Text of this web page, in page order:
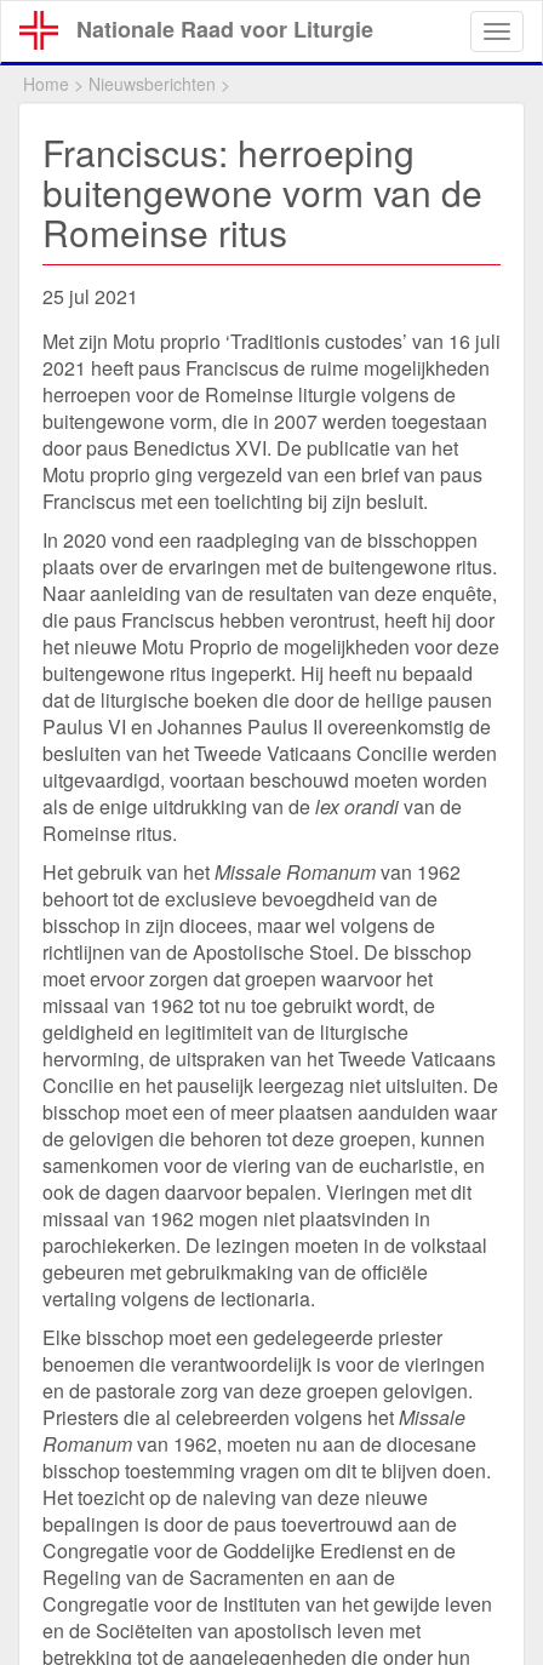
Overslaan
en
naar
Nationale Raad voor Liturgie
Home > Nieuwsberichten >
Franciscus: herroeping
buitengewone vorm van de
Romeinse ritus
25 jul 2021
Met zijn Motu proprio ‘Traditionis custodes’ van 16 juli
2021 heeft paus Franciscus de ruime mogelijkheden
herroepen voor de Romeinse liturgie volgens de
buitengewone vorm, die in 2007 werden toegestaan
door paus Benedictus XVI. De publicatie van het
Motu proprio ging vergezeld van een brief van paus
Franciscus met een toelichting bij zijn besluit.
In 2020 vond een raadpleging van de bisschoppen
plaats over de ervaringen met de buitengewone ritus.
Naar aanleiding van de resultaten van deze enquête,
die paus Franciscus hebben verontrust, heeft hij door
het nieuwe Motu Proprio de mogelijkheden voor deze
buitengewone ritus ingeperkt. Hij heeft nu bepaald
dat de liturgische boeken die door de heilige pausen
Paulus VI en Johannes Paulus II overeenkomstig de
besluiten van het Tweede Vaticaans Concilie werden
uitgevaardigd, voortaan beschouwd moeten worden
als de enige uitdrukking van delex orandivan de
Romeinse ritus.
Het gebruik van hetMissale Romanumvan 1962
behoort tot de exclusieve bevoegdheid van de
bisschop in zijn diocees, maar wel volgens de
richtlijnen van de Apostolische Stoel. De bisschop
moet ervoor zorgen dat groepen waarvoor het
missaal van 1962 tot nu toe gebruikt wordt, de
geldigheid en legitimiteit van de liturgische
hervorming, de uitspraken van het Tweede Vaticaans
Concilie en het pauselijk leergezag niet uitsluiten. De
bisschop moet een of meer plaatsen aanduiden waar
de gelovigen die behoren tot deze groepen, kunnen
samenkomen voor de viering van de eucharistie, en
ook de dagen daarvoor bepalen. Vieringen met dit
missaal van 1962 mogen niet plaatsvinden in
parochiekerken. De lezingen moeten in de volkstaal
gebeuren met gebruikmaking van de officiële
vertaling volgens de lectionaria.
Elke bisschop moet een gedelegeerde priester
benoemen die verantwoordelijk is voor de vieringen
en de pastorale zorg van deze groepen gelovigen.
Priesters die al celebreerden volgens hetMissale
Romanumvan 1962, moeten nu aan de diocesane
bisschop toestemming vragen om dit te blijven doen.
Het toezicht op de naleving van deze nieuwe
bepalingen is door de paus toevertrouwd aan de
Congregatie voor de Goddelijke Eredienst en de
Regeling van de Sacramenten en aan de
Congregatie voor de Instituten van het gewijde leven
en de Sociëteiten van apostolisch leven met
betrekking tot de aangelegenheden die onder hun